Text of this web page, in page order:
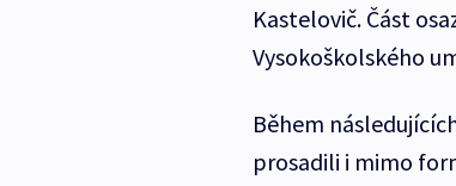
Kastelovič. Část
Vysokoškolského
Během
prosadili i mimo